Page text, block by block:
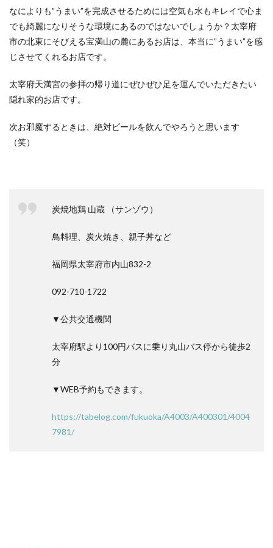
なによりも”うまい”を完成させるためには空気も水もキレイで心ま
でも綺麗になりそうな環境にあるのではないでしょうか？太宰府
市の北東にそびえる宝満山の麓にあるお店は、本当に”うまい”を感
じさせてくれるお店です。
太宰府天満宮の参拝の帰り道にぜひぜひ足を運んでいただきたい
隠れ家的お店です。
次お邪魔するときは、絶対ビールを飲んでやろうと思います
（笑）
炭焼地鶏 山蔵 （サンゾウ）
鳥料理、炭火焼き、親子丼など
福岡県太宰府市内山832-2
092-710-1722
▼公共交通機関
太宰府駅より100円バスに乗り丸山バス停から徒歩2
分
▼WEB予約もできます。
https://tabelog.com/fukuoka/A4003/A400301/4004
7981/